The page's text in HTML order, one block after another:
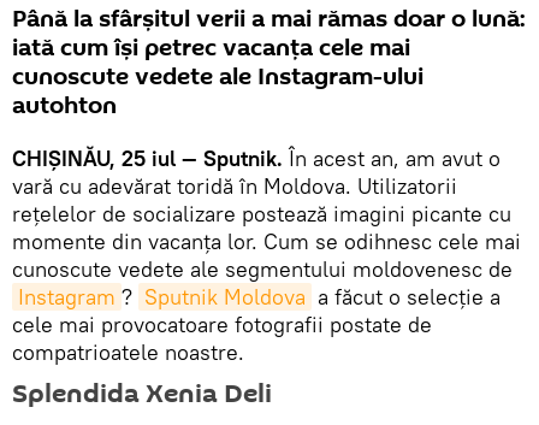
Până la sfârșitul verii a mai rămas doar o lună:
iată cum își petrec vacanța cele mai
cunoscute vedete ale Instagram-ului
autohton
CHIȘINĂU, 25 iul — Sputnik. În acest an, am avut o
vară cu adevărat toridă în Moldova. Utilizatorii
rețelelor de socializare postează imagini picante cu
momente din vacanța lor. Cum se odihnesc cele mai
cunoscute vedete ale segmentului moldovenesc de
Instagram ? Sputnik Moldova a făcut o selecție a
cele mai provocatoare fotografii postate de
compatrioatele noastre.
Splendida Xenia Deli